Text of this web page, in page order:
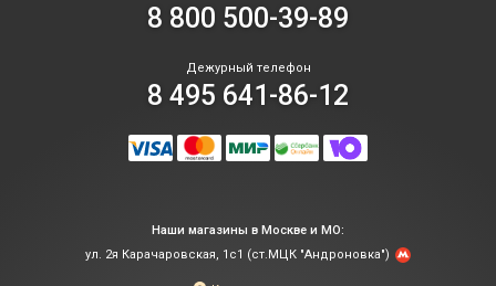
8 800 500-39-89
Дежурный телефон
8 495 641-86-12
Наши магазины в Москве и МО:
ул. 2я Карачаровская, 1с1 (ст.МЦК "Андроновка")